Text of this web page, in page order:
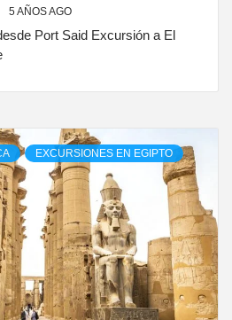
5 AÑOS AGO
Port Said Excursión a El
EXCURSIONES EN EGIPTO